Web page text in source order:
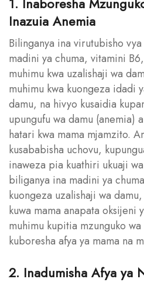
Inazuia Anemia
Bilinganya ina virutubisho
madini ya chuma, vitamini
muhimu kwa uzalishaji wa
muhimu kwa kuongeza idadi
damu, na hivyo kusaidia
upungufu wa damu (anemia)
hatari kwa mama mjamzito.
kusababisha uchovu,
inaweza pia kuathiri ukuaji
biliganya ina madini ya
kuongeza uzalishaji wa
kuwa mama anapata oksijeni
muhimu kupitia mzunguko
kuboresha afya ya mama na
2. Inadumisha Afya ya